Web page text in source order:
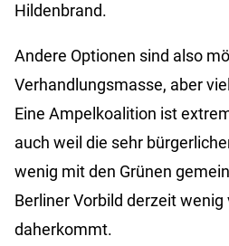
Hildenbrand.
Andere Optionen sind also
Verhandlungsmasse, aber
Eine Ampelkoalition ist
auch weil die sehr
wenig mit den Grünen
Berliner Vorbild derzeit wenig
daherkommt.